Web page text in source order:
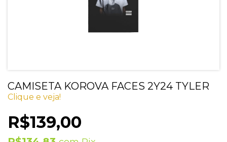
CAMISETA KOROVA FACES 2Y24 TYLER
Clique e veja!
R$139,00